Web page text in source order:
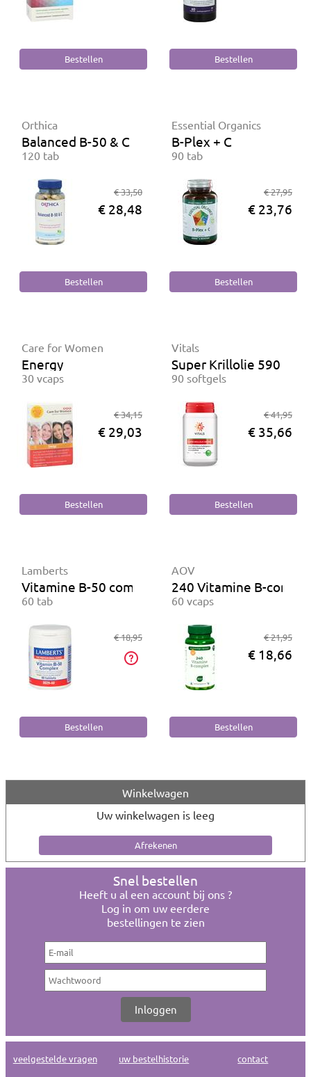
Orthica
Balanced B-50 & C
120 tab
€ 33,50
€ 28,48
Essential Organics
B-Plex + C
90 tab
€ 27,95
€ 23,76
Care for Women
Energy
30 vcaps
€ 34,15
€ 29,03
Vitals
Super Krillolie 590 mg
90 softgels
€ 41,95
€ 35,66
Lamberts
Vitamine B-50 complex
60 tab
€ 18,95
AOV
240 Vitamine B-
60 vcaps
€ 21,95
€ 18,66
Winkelwagen
Uw winkelwagen is leeg
Snel bestellen
Heeft u al een account bij ons ?
Log in om uw eerdere
bestellingen te zien
veelgestelde vragen uw bestelhistorie contact